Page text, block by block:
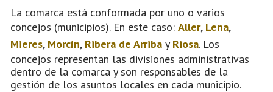
La comarca está conformada por uno o varios
concejos (municipios). En este caso: Aller, Lena,
Mieres, Morcín, Ribera de Arriba y Riosa. Los
concejos representan las divisiones administrativas
dentro de la comarca y son responsables de la
gestión de los asuntos locales en cada municipio.